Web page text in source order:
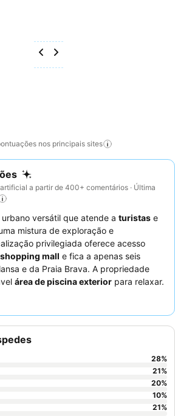
nos principais sites
a partir de 400+ comentários · Última
versátil que atende a turistas e
mistura de exploração e
privilegiada oferece acesso
mall e fica a apenas seis
e da Praia Brava. A propriedade
área de piscina exterior para relaxar.
embora o pequeno-almoço
Para uma experiência mais
solicitar um quarto virado para o
28%
21%
20%
10%
21%